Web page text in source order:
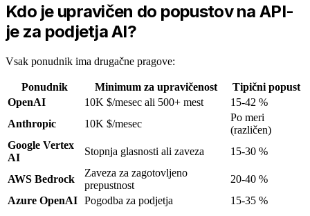
Kdo je upravičen do popustov na API-
je za podjetja AI?
Vsak ponudnik ima drugačne pragove:
Ponudnik Minimum za upravičenost
Tipični popust
OpenAI
10K $/mesec ali 500+ mest
15-42 %
Anthropic
10K $/mesec
Po meri
(različen)
Google Vertex
AI
Stopnja glasnosti ali zaveza 15-30 %
AWS Bedrock
Zaveza za zagotovljeno
prepustnost
20-40 %
Azure OpenAI Pogodba za podjetja 15-35 %